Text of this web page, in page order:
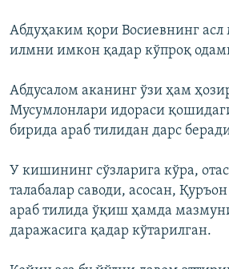
Абдуҳаким қори Восиевнинг асл
илмни имкон қадар кўпроқ
Абдусалом аканинг ўзи ҳам
Мусумлонлари идораси
бирида араб тилидан дарс
У кишининг сўзларига кўра,
талабалар саводи, асосан,
араб тилида ўқиш ҳамда
даражасига қадар кўтарилган.